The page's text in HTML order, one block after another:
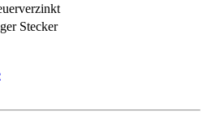
Stecker